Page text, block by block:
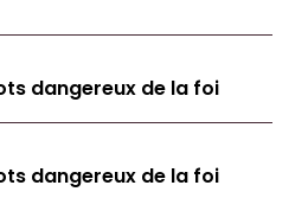
dangereux de la foi
dangereux de la foi